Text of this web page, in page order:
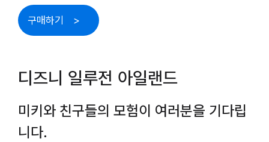
구매하기
디즈니 일루전 아일랜드
미키와 친구들의 모험이 여러분을 기다립
니다.